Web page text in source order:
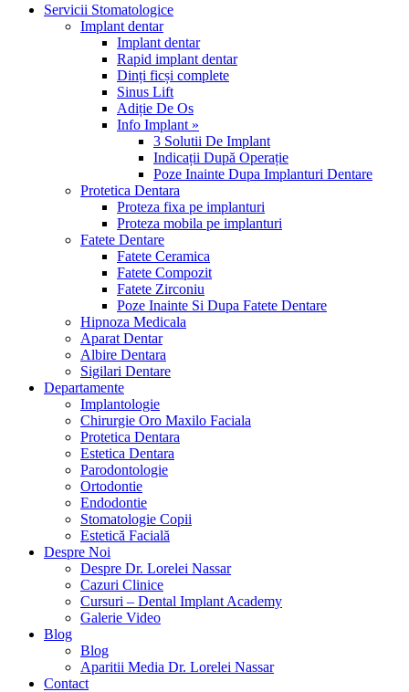
Servicii Stomatologice
Implant dentar
Implant dentar
Rapid implant dentar
Dinți ficși complete
Sinus Lift
Adiție De Os
Info Implant »
3 Solutii De Implant
Indicații După Operație
Poze Inainte Dupa Implanturi Dentare
Protetica Dentara
Proteza fixa pe implanturi
Proteza mobila pe implanturi
Fatete Dentare
Fatete Ceramica
Fatete Compozit
Fatete Zirconiu
Poze Inainte Si Dupa Fatete Dentare
Hipnoza Medicala
Aparat Dentar
Albire Dentara
Sigilari Dentare
Departamente
Implantologie
Chirurgie Oro Maxilo Faciala
Protetica Dentara
Estetica Dentara
Parodontologie
Ortodontie
Endodontie
Stomatologie Copii
Estetică Facială
Despre Noi
Despre Dr. Lorelei Nassar
Cazuri Clinice
Cursuri – Dental Implant Academy
Galerie Video
Blog
Blog
Aparitii Media Dr. Lorelei Nassar
Contact